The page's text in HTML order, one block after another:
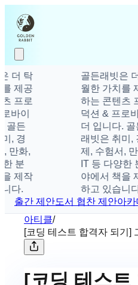
더 탁
제공
프로
바이
골든
, 경
만화,
분
제작
다.
골든래빗은
월한 가치를
하는 콘텐츠
덕션 & 프로바
더 입니다. 골
래빗은 취미,
제, 수험서, 만
IT 등 다양한
야에서 책을
하고 있습니다.
출간 제안도서 협찬 제안아
아티클/
[코딩 테스트 합격자 되기]
❶ &#8211; 다익스트라 알
[코딩 테스트